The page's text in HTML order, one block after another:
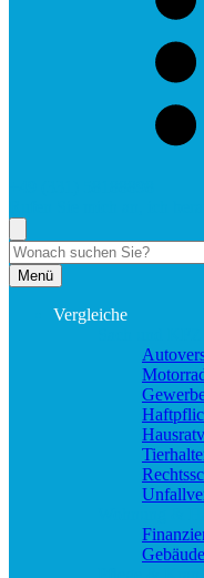
Menü
Vergleiche